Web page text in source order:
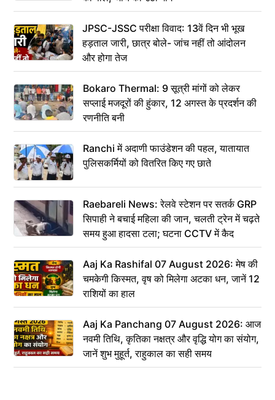
JPSC-JSSC परीक्षा विवाद: 13वें दिन भी भूख
हड़ताल जारी, छात्र बोले- जांच नहीं तो आंदोलन
और होगा तेज
Bokaro Thermal: 9 सूत्री मांगों को लेकर
सप्लाई मजदूरों की हुंकार, 12 अगस्त के प्रदर्शन की
रणनीति बनी
Ranchi में अदाणी फाउंडेशन की पहल, यातायात
पुलिसकर्मियों को वितरित किए गए छाते
Raebareli News: रेलवे स्टेशन पर सतर्क GRP
सिपाही ने बचाई महिला की जान, चलती ट्रेन में चढ़ते
समय हुआ हादसा टला; घटना CCTV में कैद
Aaj Ka Rashifal 07 August 2026: मेष की
चमकेगी किस्मत, वृष को मिलेगा अटका धन, जानें 12
राशियों का हाल
Aaj Ka Panchang 07 August 2026: आज
नवमी तिथि, कृतिका नक्षत्र और वृद्धि योग का संयोग,
जानें शुभ मुहूर्त, राहुकाल का सही समय